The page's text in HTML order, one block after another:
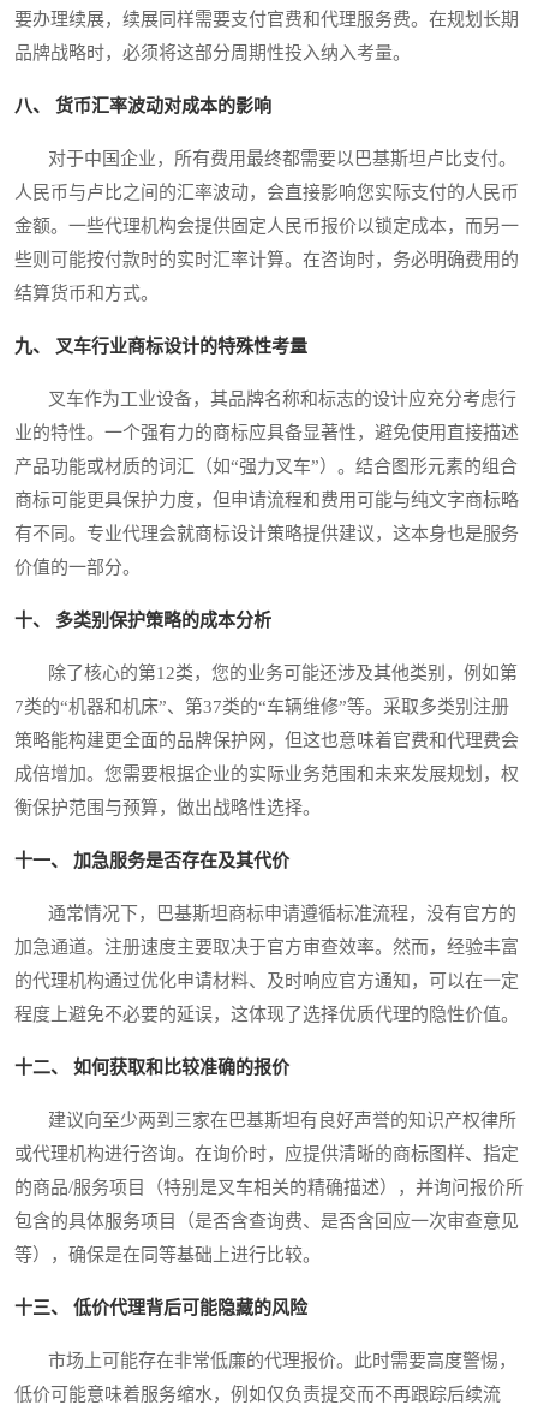
要办理续展，续展同样需要支付官费和代理服务费。在规划长期
品牌战略时，必须将这部分周期性投入纳入考量。
八、 货币汇率波动对成本的影响
对于中国企业，所有费用最终都需要以巴基斯坦卢比支付。
人民币与卢比之间的汇率波动，会直接影响您实际支付的人民币
金额。一些代理机构会提供固定人民币报价以锁定成本，而另一
些则可能按付款时的实时汇率计算。在咨询时，务必明确费用的
结算货币和方式。
九、 叉车行业商标设计的特殊性考量
叉车作为工业设备，其品牌名称和标志的设计应充分考虑行
业的特性。一个强有力的商标应具备显著性，避免使用直接描述
产品功能或材质的词汇（如“强力叉车”）。结合图形元素的组合
商标可能更具保护力度，但申请流程和费用可能与纯文字商标略
有不同。专业代理会就商标设计策略提供建议，这本身也是服务
价值的一部分。
十、 多类别保护策略的成本分析
除了核心的第12类，您的业务可能还涉及其他类别，例如第
7类的“机器和机床”、第37类的“车辆维修”等。采取多类别注册
策略能构建更全面的品牌保护网，但这也意味着官费和代理费会
成倍增加。您需要根据企业的实际业务范围和未来发展规划，权
衡保护范围与预算，做出战略性选择。
十一、 加急服务是否存在及其代价
通常情况下，巴基斯坦商标申请遵循标准流程，没有官方的
加急通道。注册速度主要取决于官方审查效率。然而，经验丰富
的代理机构通过优化申请材料、及时响应官方通知，可以在一定
程度上避免不必要的延误，这体现了选择优质代理的隐性价值。
十二、 如何获取和比较准确的报价
建议向至少两到三家在巴基斯坦有良好声誉的知识产权律所
或代理机构进行咨询。在询价时，应提供清晰的商标图样、指定
的商品/服务项目（特别是叉车相关的精确描述），并询问报价所
包含的具体服务项目（是否含查询费、是否含回应一次审查意见
等），确保是在同等基础上进行比较。
十三、 低价代理背后可能隐藏的风险
市场上可能存在非常低廉的代理报价。此时需要高度警惕，
低价可能意味着服务缩水，例如仅负责提交而不再跟踪后续流